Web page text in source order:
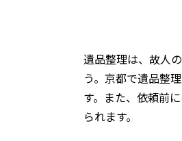
遺品整理は、故人
う。京都で遺品整
す。また、依頼前
られます。